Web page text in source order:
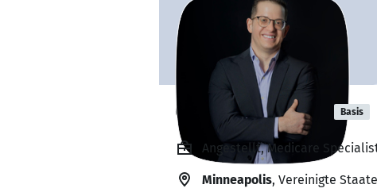
Chris Naassana Basis
Angestellt, Medicare
Minneapolis, Vereinigte